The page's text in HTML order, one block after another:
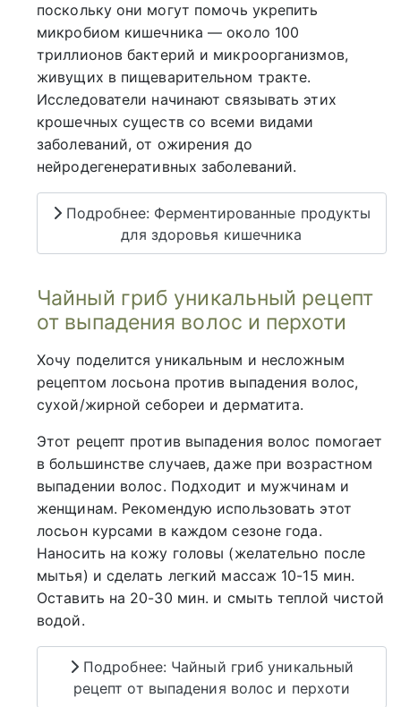
поскольку они могут помочь укрепить
микробиом кишечника — около 100
триллионов бактерий и микроорганизмов,
живущих в пищеварительном тракте.
Исследователи начинают связывать этих
крошечных существ со всеми видами
заболеваний, от ожирения до
нейродегенеративных заболеваний.
Подробнее: Ферментированные продукты
для здоровья кишечника
Чайный гриб уникальный рецепт
от выпадения волос и перхоти
Хочу поделится уникальным и несложным
рецептом лосьона против выпадения волос,
сухой/жирной себореи и дерматита.
Этот рецепт против выпадения волос помогает
в большинстве случаев, даже при возрастном
выпадении волос. Подходит и мужчинам и
женщинам. Рекомендую использовать этот
лосьон курсами в каждом сезоне года.
Наносить на кожу головы (желательно после
мытья) и сделать легкий массаж 10-15 мин.
Оставить на 20-30 мин. и смыть теплой чистой
водой.
Подробнее: Чайный гриб уникальный
рецепт от выпадения волос и перхоти